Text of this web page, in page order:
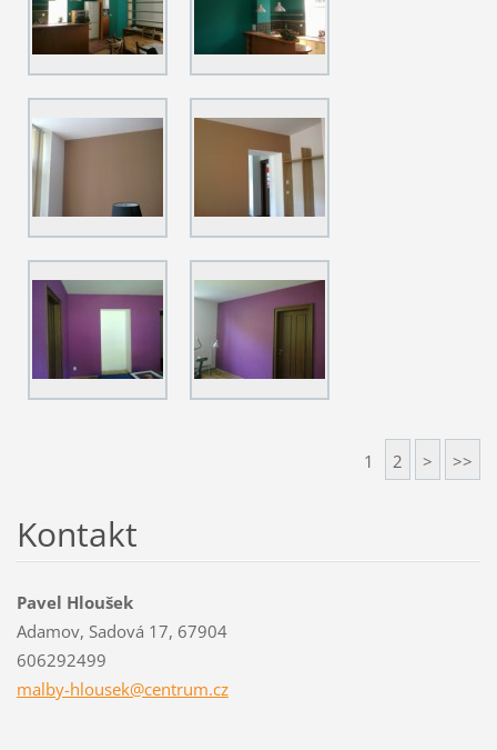
1 2 > >>
Kontakt
Pavel Hloušek
Adamov, Sadová 17, 67904
606292499
malby-hlousek@centrum.cz